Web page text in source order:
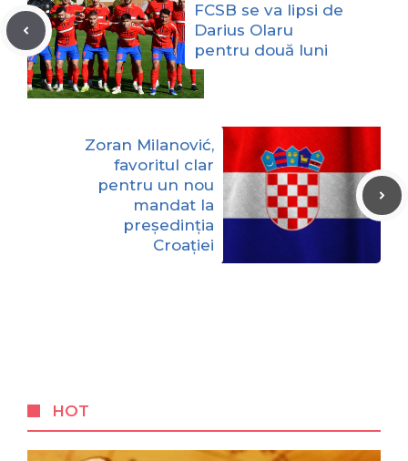
FCSB se va lipsi de
Darius Olaru
pentru două luni
Zoran Milanović,
favoritul clar
pentru un nou
mandat la
președinția
Croației
HOT